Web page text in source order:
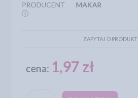
PRODUCENT
ⓘ
MAKAR
ZAPYTAJ O PRODUKT
cena: 1,97 zł